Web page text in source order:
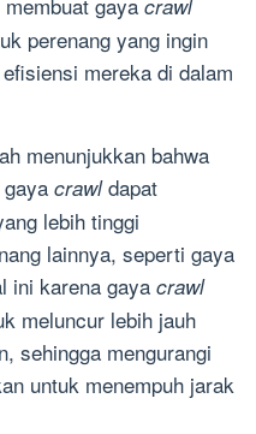
crawl
perenang yang ingin
mereka di dalam
menunjukkan bahwa
crawldapat
lebih tinggi
lainnya, seperti gaya
ini karena gaya crawl
meluncur lebih jauh
sehingga mengurangi
untuk menempuh jarak